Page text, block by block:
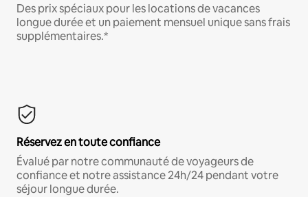
Des prix spéciaux pour les locations de vacances
longue durée et un paiement mensuel unique sans frais
supplémentaires.*
Réservez en toute confiance
Évalué par notre communauté de voyageurs de
confiance et notre assistance 24h/24 pendant votre
séjour longue durée.